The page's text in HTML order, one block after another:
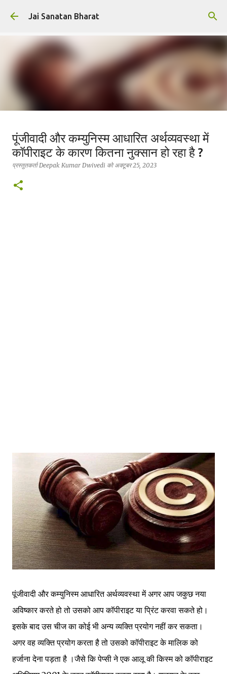
सीधे मुख्य सामग्री पर जाएं
Jai Sanatan Bharat
हिंदू होने का अर्थ : नर से नारायण बनने की
यात्रा
प्रस्तुतकर्ताDeepak Kumar Dwivediकोअक्टूबर 23, 2025
पूंजीवादी और कम्युनिस्म आधारित अर्थव्यवस्था में
कॉपीराइट के कारण कितना नुक्सान हो रहा है ?
प्रस्तुतकर्ताDeepak Kumar Dwivedi कोअक्टूबर 25, 2023
पूंजीवादी और कम्युनिस्म आधारित अर्थव्यवस्था में अगर आप जकुछ नया
अविष्कार करते हो तो उसको आप कॉपीराइट या प्रिंट करवा सकते हो।
इसके बाद उस चीज का कोई भी अन्य व्यक्ति प्रयोग नहीं कर सकता।
अगर वह व्यक्ति प्रयोग करता है तो उसको कॉपीराइट के मालिक को
हर्जाना देना पड़ता है ।जैसे कि पेप्सी ने एक आलू की किस्म को कॉपीराइट